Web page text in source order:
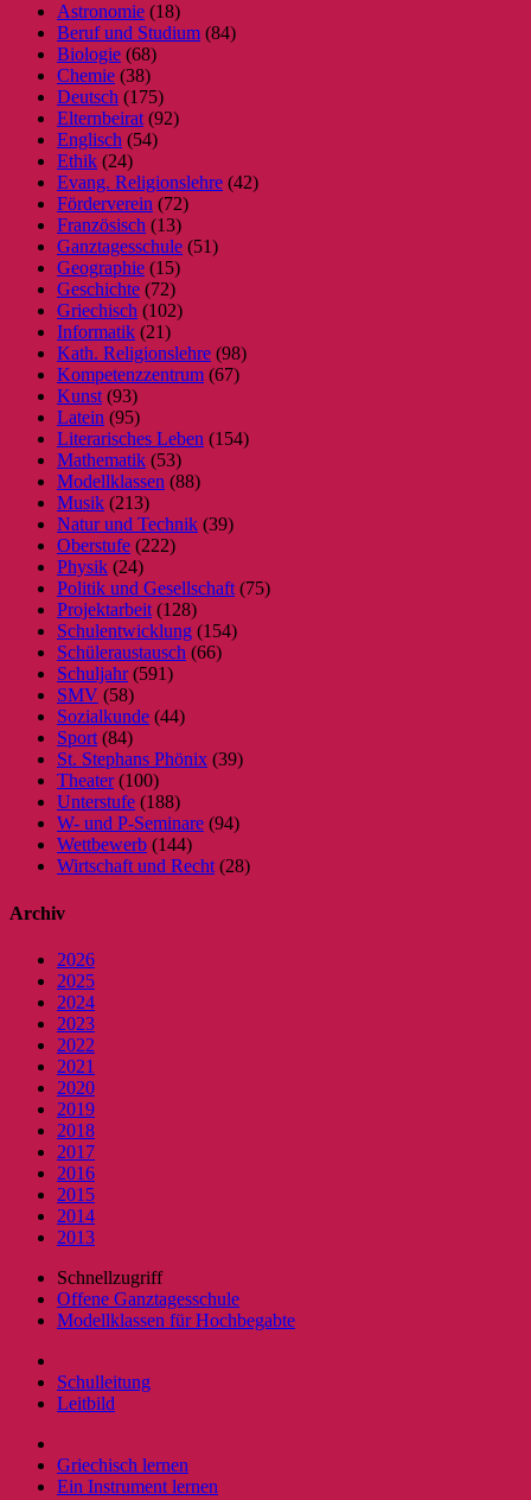
Astronomie (18)
Beruf und Studium (84)
Biologie (68)
Chemie (38)
Deutsch (175)
Elternbeirat (92)
Englisch (54)
Ethik (24)
Evang. Religionslehre (42)
Förderverein (72)
Französisch (13)
Ganztagesschule (51)
Geographie (15)
Geschichte (72)
Griechisch (102)
Informatik (21)
Kath. Religionslehre (98)
Kompetenzzentrum (67)
Kunst (93)
Latein (95)
Literarisches Leben (154)
Mathematik (53)
Modellklassen (88)
Musik (213)
Natur und Technik (39)
Oberstufe (222)
Physik (24)
Politik und Gesellschaft (75)
Projektarbeit (128)
Schulentwicklung (154)
Schüleraustausch (66)
Schuljahr (591)
SMV (58)
Sozialkunde (44)
Sport (84)
St. Stephans Phönix (39)
Theater (100)
Unterstufe (188)
W- und P-Seminare (94)
Wettbewerb (144)
Wirtschaft und Recht (28)
Archiv
2026
2025
2024
2023
2022
2021
2020
2019
2018
2017
2016
2015
2014
2013
Schnellzugriff
Offene Ganztagesschule
Modellklassen für Hochbegabte
Schulleitung
Leitbild
Griechisch lernen
Ein Instrument lernen